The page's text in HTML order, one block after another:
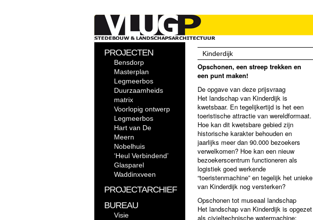
PROJECTEN
Bensdorp
Masterplan
Legmeerbos
Duurzaamheids
matrix
Voorlopig ontwerp
Legmeerbos
Hart van De
Meern
Nobelhuis
‘Heul Verbindend’
Glasparel
Waddinxveen
PROJECTARCHIEF
BUREAU
Visie
Kinderdijk
Opschonen, een streep trekken en
een punt maken!
De opgave van deze prijsvraag
Het landschap van Kinderdijk is
kwetsbaar. En tegelijkertijd is het een
toeristische attractie van wereldformaat.
Hoe kan dit kwetsbare gebied zijn
historische karakter behouden en
jaarlijks meer dan 90.000 bezoekers
verwelkomen? Hoe kan een nieuw
bezoekerscentrum functioneren als
logistiek goed werkende
“toeristenmachine” en tegelijk het unieke
van Kinderdijk nog versterken?
Opschonen tot museaal landschap
Het landschap van Kinderdijk is opgezet
als civieltechnische watermachine: